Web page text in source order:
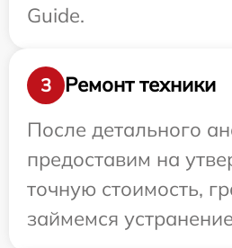
Guide.
3
Ремонт техники
После детального
предоставим на
точную стоимость,
займемся